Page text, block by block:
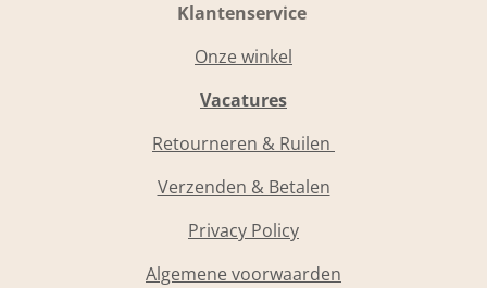
Klantenservice
Onze winkel
Vacatures
Retourneren & Ruilen
Verzenden & Betalen
Privacy Policy
Algemene voorwaarden